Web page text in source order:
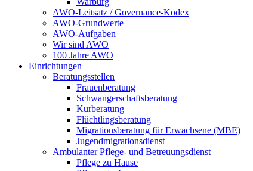
AWO-Leitsatz / Governance-Kodex
AWO-Grundwerte
AWO-Aufgaben
Wir sind AWO
100 Jahre AWO
Einrichtungen
Beratungsstellen
Frauenberatung
Schwangerschaftsberatung
Kurberatung
Flüchtlingsberatung
Migrationsberatung für Erwachsene (MBE)
Jugendmigrationsdienst
Ambulanter Pflege- und Betreuungsdienst
Pflege zu Hause